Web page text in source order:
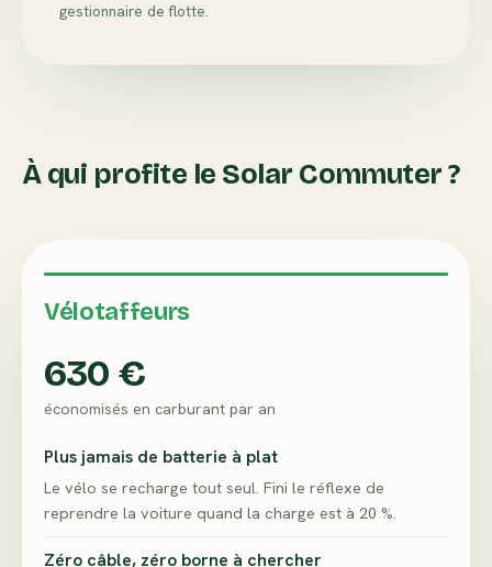
gestionnaire de flotte.
À qui profite le Solar Commuter ?
Vélotaffeurs
630 €
économisés en carburant par an
Plus jamais de batterie à plat
Le vélo se recharge tout seul. Fini le réflexe de
reprendre la voiture quand la charge est à 20 %.
Zéro câble, zéro borne à chercher